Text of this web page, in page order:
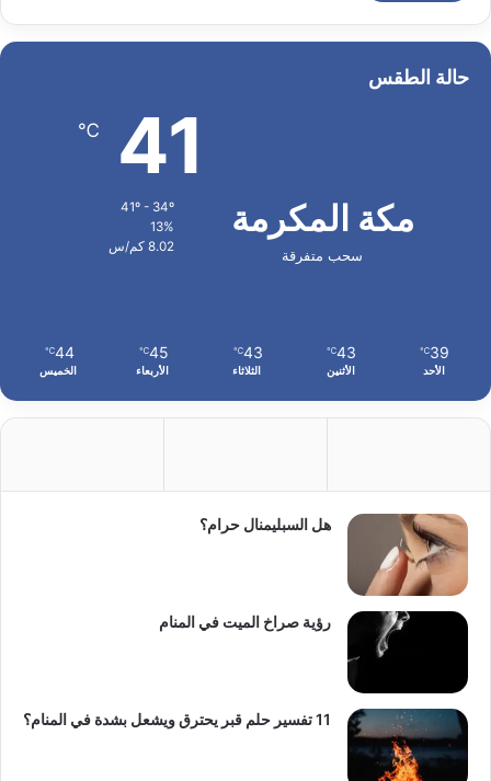
حالة الطقس
مكة المكرمة
سحب متفرقة
41
℃
41º - 34º
13%
8.02 كم/س
39
℃
الأحد
43
℃
الأثنين
43
℃
الثلاثاء
45
℃
الأربعاء
44
℃
الخميس
هل السبليمنال حرام؟
رؤية صراخ الميت في المنام
11 تفسير حلم قبر يحترق ويشعل بشدة في المنام؟